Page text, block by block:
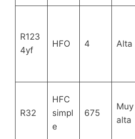
R123
4yf
HFO 4 Alta
R32
HFC
simpl
e
675
Muy
alta